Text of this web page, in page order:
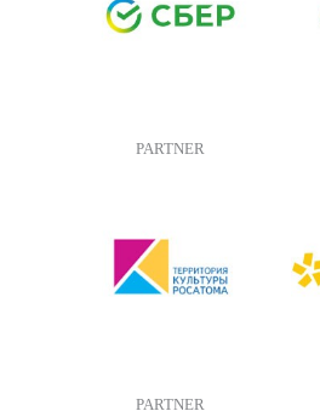
PARTNER
PARTNER